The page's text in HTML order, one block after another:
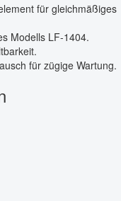
für gleichmäßiges
Modells LF-1404.
für zügige Wartung.